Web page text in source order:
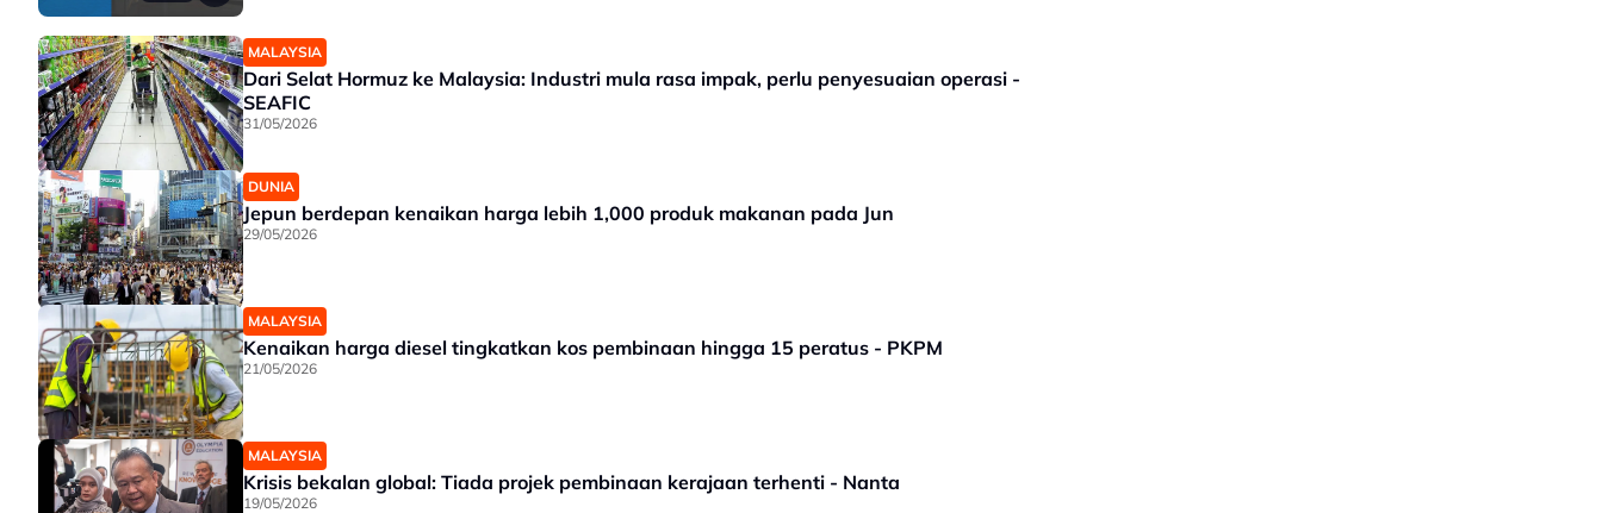
MALAYSIA
Dari Selat Hormuz ke Malaysia: Industri mula rasa impak, perlu penyesuaian operasi -
SEAFIC
31/05/2026
DUNIA
Jepun berdepan kenaikan harga lebih 1,000 produk makanan pada Jun
29/05/2026
MALAYSIA
Kenaikan harga diesel tingkatkan kos pembinaan hingga 15 peratus - PKPM
21/05/2026
MALAYSIA
Krisis bekalan global: Tiada projek pembinaan kerajaan terhenti - Nanta
19/05/2026